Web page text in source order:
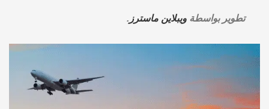
تطوير بواسطة ويبلاين ماسترز .